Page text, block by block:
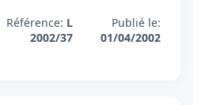
Publié le:
01/04/2002
Référence: L
2002/37